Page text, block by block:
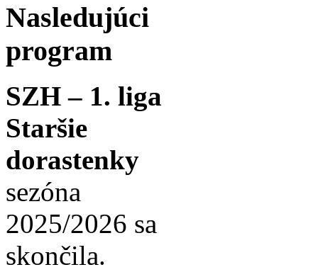
Nasledujúci
program
SZH – 1. liga
Staršie
dorastenky
sezóna
2025/2026 sa
skončila.